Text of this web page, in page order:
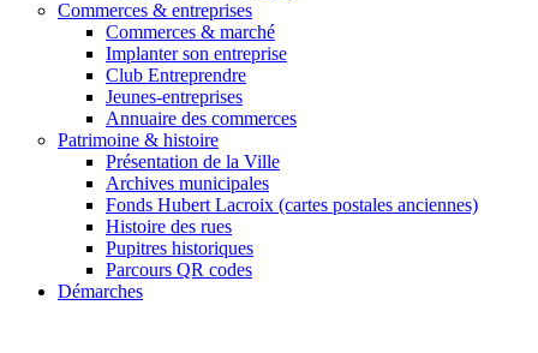
Commerces & entreprises
Commerces & marché
Implanter son entreprise
Club Entreprendre
Jeunes-entreprises
Annuaire des commerces
Patrimoine & histoire
Présentation de la Ville
Archives municipales
Fonds Hubert Lacroix (cartes postales anciennes)
Histoire des rues
Pupitres historiques
Parcours QR codes
Démarches